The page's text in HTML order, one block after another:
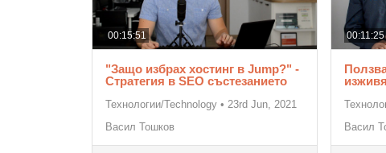
00:15:51
"Защо избрах хостинг в Jump?" -
Стратегия в SEO състезанието
Технологии/Technology • 23rd Jun, 2021
Васил Тошков
00:11:25
Васил